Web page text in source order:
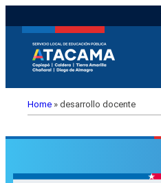
Home » desarrollo docente